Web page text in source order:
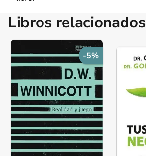
Libros relacionados
-5%